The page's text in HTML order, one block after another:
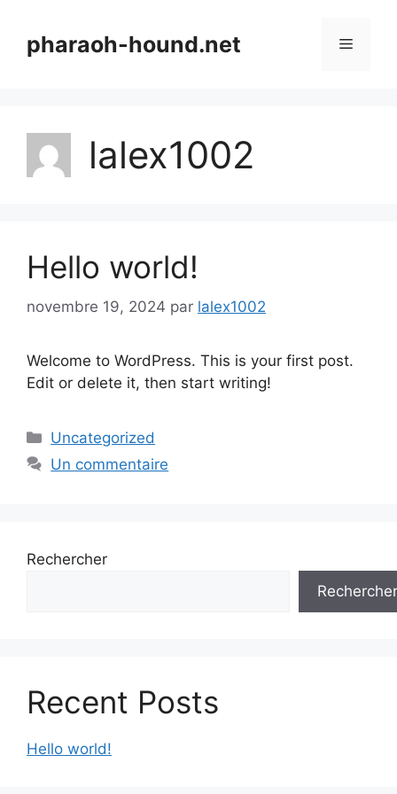
contenupharaoh-hound.net Menu
lalex1002
Hello world!
novembre 19, 2024 par lalex1002
Welcome to WordPress. This is your first post.
Edit or delete it, then start writing!
Catégories
Uncategorized
Un commentaire
Rechercher
Rechercher
Recent Posts
Hello world!